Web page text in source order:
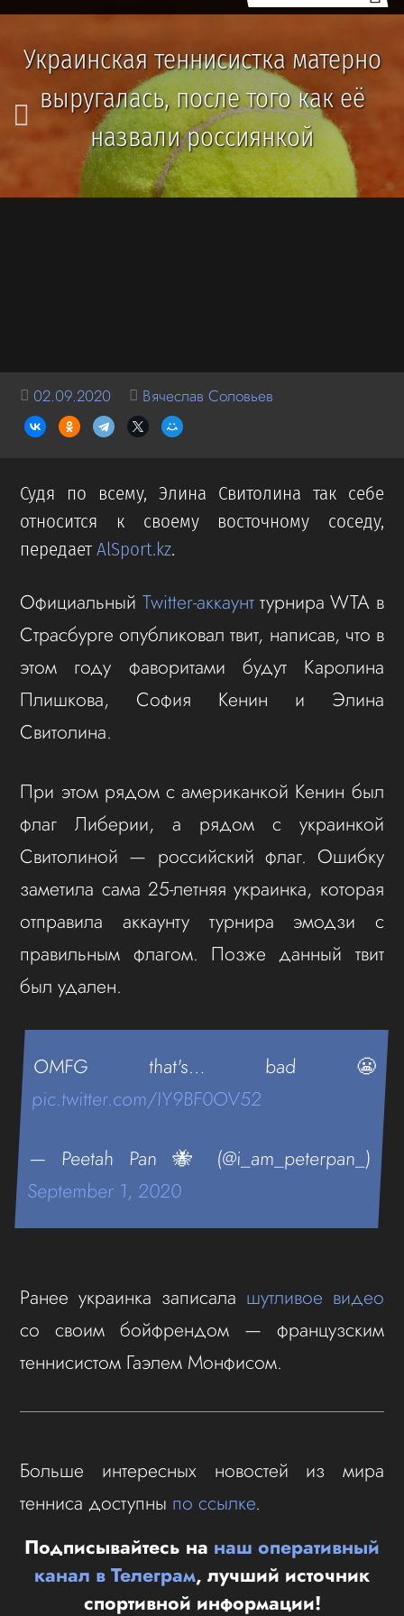
Украинская теннисистка матерно
выругалась, после того как её
назвали россиянкой
02.09.2020 Вячеслав Соловьев
Судя по всему, Элина Свитолина так себе
относится к своему восточному соседу,
передаетAlSport.kz.
Официальный Twitter-аккаунттурнира WTA в
Страсбурге опубликовал твит, написав, что в
этом году фаворитами будут Каролина
Плишкова, София Кенин и Элина
Свитолина.
При этом рядом с американкой Кенин был
флаг Либерии, а рядом с украинкой
Свитолиной — российский флаг. Ошибку
заметила сама 25-летняя украинка, которая
отправила аккаунту турнира эмодзи с
правильным флагом. Позже данный твит
был удален.
OMFG that's… bad 😬
pic.twitter.com/IY9BF0OV52
— Peetah Pan 🐝 (@i_am_peterpan_)
September 1, 2020
Ранее украинка записала шутливое видео
со своим бойфрендом — французским
теннисистом Гаэлем Монфисом.
Больше интересных новостей из мира
тенниса доступны по ссылке.
Подписывайтесь на наш оперативный
канал в Телеграм, лучший источник
спортивной информации!